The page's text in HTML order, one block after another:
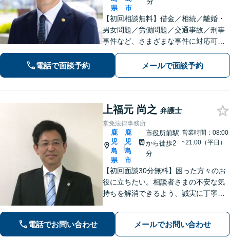
県
市
【初回相談無料】借金／相続／離婚・
男女問題／労働問題／交通事故／刑事
事件など、さまざまな事件に対応可能
です。お話を丁寧にお聞きすることを
心がけています。はじめて弁護士に相
談される方も、お気軽にご相談くださ
電話で面談予約 メールで面談予約
上福元 尚之 弁護士
堂免法律事務所
鹿
児
島
県
|
鹿
児
島
市
市役所前駅
から徒歩2
分
営業時間：08:00
~21:00（平日）
【初回面談30分無料】困った方々のお
役に立ちたい。相談者さまの不安な気
持ちを解消できるよう、誠実に丁寧に
ております【市役所前2分】【休日・夜
間面談OKも可能】
電話でお問い合わせ メールでお問い合わせ